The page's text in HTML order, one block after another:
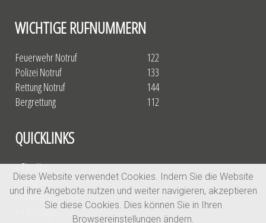
WICHTIGE RUFNUMMERN
Feuerwehr Notruf
Polizei Notruf
Rettung Notruf
Bergrettung
122
133
144
112
QUICKLINKS
» Einsätze
» Aktuelles
» Übungen
» Fahrzeuge
Diese Website verwendet Cookies. Indem Sie die Website
und ihre Angebote nutzen und weiter navigieren, akzeptieren
Sie diese Cookies. Dies können Sie in Ihren
Browsereinstellungen ändern.